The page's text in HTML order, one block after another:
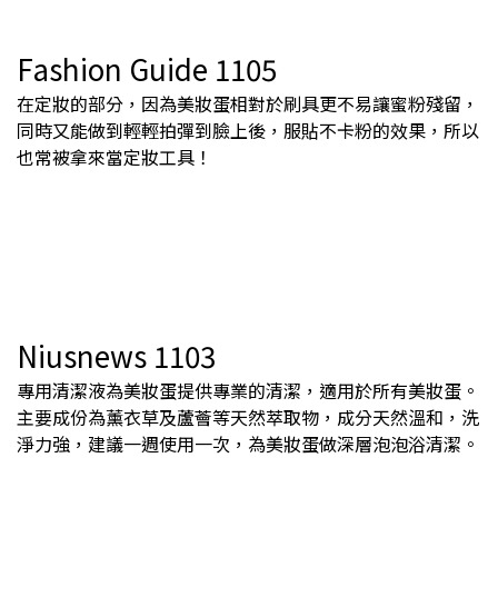
Fashion Guide 1105
在定妝的部分，因為美妝蛋相對於刷具更不易讓蜜粉殘留，
同時又能做到輕輕拍彈到臉上後，服貼不卡粉的效果，所以
也常被拿來當定妝工具！
Niusnews 1103
專用清潔液為美妝蛋提供專業的清潔，適用於所有美妝蛋。
主要成份為薰衣草及蘆薈等天然萃取物，成分天然溫和，洗
淨力強，建議一週使用一次，為美妝蛋做深層泡泡浴清潔。